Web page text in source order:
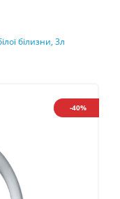
білизни, 3л
-40%